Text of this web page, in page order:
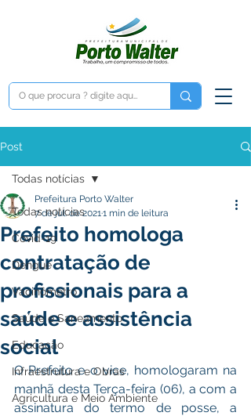
Post
Todas notícias
Covid-19
Dengue
Vacinômetro
Saúde e Saneamento
Educação
Infraestrutura e Obras
Agricultura e Meio Ambiente
Todas notícias
Prefeito homologa
contratação de
profissionais para a
saúde e assistência
social
Prefeitura Porto Walter
7 de jul. de 20211 min de leitura
O Prefeito e o vice, homologaram na
manhã desta Terça-feira (06), a com a
assinatura do termo de posse, a